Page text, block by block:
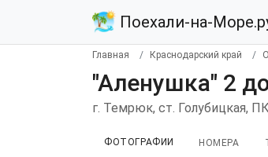
Поехали-на-
Главная Краснодарский край
"Аленушка" 2
г. Темрюк, ст. Голубицкая,
ФОТОГРАФИИ НОМЕРА